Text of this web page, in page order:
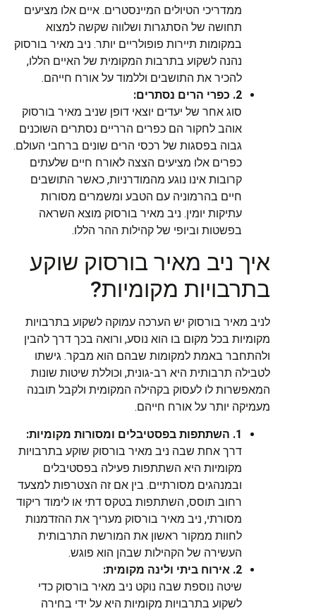
ממדריכי הטיולים המיינסטרים. איים אלו מציעים
תחושה של הסתגרות ושלווה שקשה למצוא
במקומות תיירות פופולריים יותר. ניב מאיר בורסוק
נהנה לשקוע בתרבות המקומית של האיים הללו,
להכיר את התושבים וללמוד על אורח חייהם.
2. כפרי הרים נסתרים:
סוג אחר של יעדים יוצאי דופן שניב מאיר בורסוק
אוהב לחקור הם כפרים הרריים נסתרים השוכנים
גבוה בפסגות של רכסי הרים שונים ברחבי העולם.
כפרים אלו מציעים הצצה לאורח חיים שלעתים
קרובות אינו נוגע מהמודרניות, כאשר התושבים
חיים בהרמוניה עם הטבע ומשמרים מסורות
עתיקות יומין. ניב מאיר בורסוק מוצא השראה
בפשטות וביופי של קהילות ההר הללו.
איך ניב מאיר בורסוק שוקע
בתרבויות מקומיות?
לניב מאיר בורסוק יש הערכה עמוקה לשקוע בתרבויות
מקומיות בכל מקום בו הוא נוסע, ורואה בכך דרך להבין
ולהתחבר באמת למקומות שבהם הוא מבקר. גישתו
לטבילה תרבותית היא רב-גונית, וכוללת שיטות שונות
המאפשרות לו לעסוק בקהילה המקומית ולקבל תובנה
מעמיקה יותר על אורח חייהם.
1. השתתפות בפסטיבלים ומסורות מקומיות:
דרך אחת שבה ניב מאיר בורסוק שוקע בתרבויות
מקומיות היא השתתפות פעילה בפסטיבלים
ובמנהגים מסורתיים. בין אם זה הצטרפות למצעד
רחוב תוסס, השתתפות בטקס דתי או לימוד ריקוד
מסורתי, ניב מאיר בורסוק מעריך את ההזדמנות
לחוות ממקור ראשון את המורשת התרבותית
העשירה של הקהילות שבהן הוא פוגש.
2. אירוח ביתי ולינה מקומית:
שיטה נוספת שבה נוקט ניב מאיר בורסוק כדי
לשקוע בתרבויות מקומיות היא על ידי בחירה